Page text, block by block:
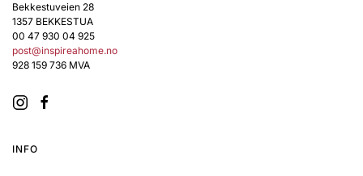
Bekkestuveien 28
1357 BEKKESTUA
00 47 930 04 925
post@inspireahome.no
928 159 736 MVA
INFO